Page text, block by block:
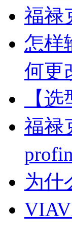
福禄
怎样
何更
【
福禄
为什